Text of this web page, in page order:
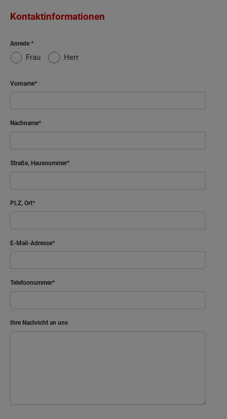
Kontaktinformationen
Anrede
Frau Herr
Vorname
Nachname
Straße, Hausnummer
PLZ, Ort
E-Mail-Adresse
Telefonnummer
Ihre Nachricht an uns